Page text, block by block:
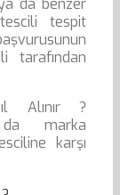
da benzer
tespit
tarafından
Alınır ?
da marka
karşı